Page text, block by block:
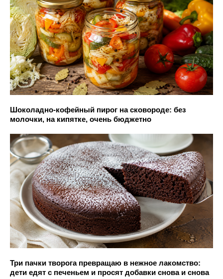
Шоколадно-кофейный пирог на сковороде: без
молочки, на кипятке, очень бюджетно
Три пачки творога превращаю в нежное лакомство:
дети едят с печеньем и просят добавки снова и снова